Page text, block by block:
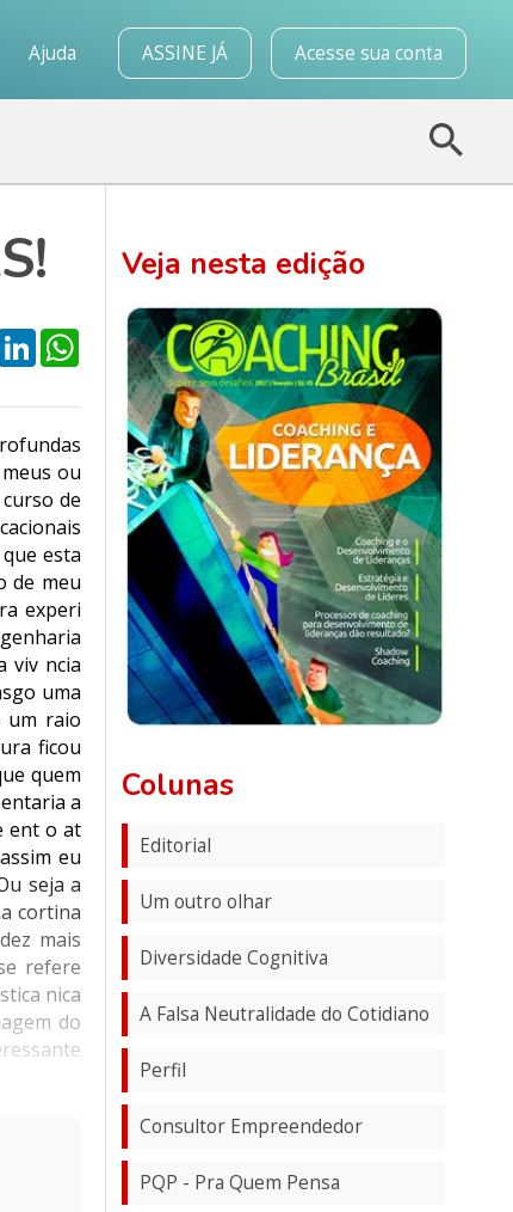
Ajuda ASSINE JÁ Acesse sua conta
LinkedInWhatsApp
ou
de
esta
de meu
experi
viv ncia
uma
um raio
ficou
quem
a
ent o at
eu
seja a
cortina
mais
refere
nica
do
Veja nesta edição
Colunas
Editorial
Um outro olhar
Diversidade Cognitiva
A Falsa Neutralidade do Cotidiano
Perfil
Consultor Empreendedor
PQP - Pra Quem Pensa